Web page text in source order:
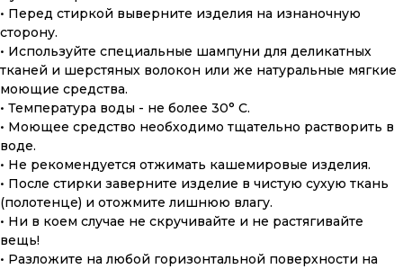
• Перед стиркой выверните изделия на изнаночную
сторону.
• Используйте специальные шампуни для деликатных
тканей и шерстяных волокон или же натуральные мягкие
моющие средства.
• Температура воды - не более 30° С.
• Моющее средство необходимо тщательно растворить в
воде.
• Не рекомендуется отжимать кашемировые изделия.
• После стирки заверните изделие в чистую сухую ткань
(полотенце) и отожмите лишнюю влагу.
• Ни в коем случае не скручивайте и не растягивайте
вещь!
• Разложите на любой горизонтальной поверхности на
Что может быть лучше подарка,
сделанного с любовью, теплом
и рассчитанного на долгие годы?
КУПИТЬ КАРТУ